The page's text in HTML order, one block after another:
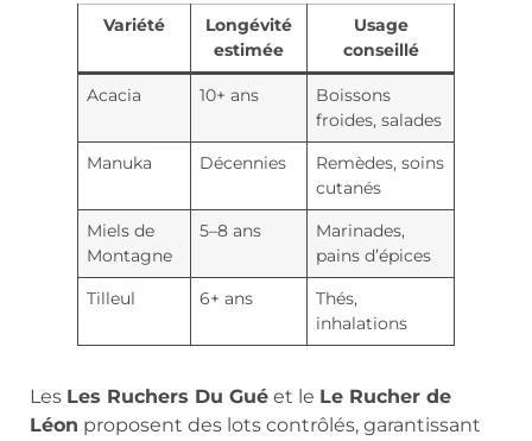
Variété
Longévité
estimée
Usage
conseillé
Acacia 10+ ans
Boissons
froides, salades
Manuka
Décennies
Remèdes, soins
cutanés
Miels de
Montagne
5–8 ans
Marinades,
pains d’épices
Tilleul
6+ ans
Thés,
inhalations
Les Les Ruchers Du Gué et le Le Rucher de
Léon proposent des lots contrôlés, garantissant